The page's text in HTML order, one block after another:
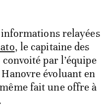
relayées
, le capitaine des
par l’équipe
évoluant en
fait une offre à